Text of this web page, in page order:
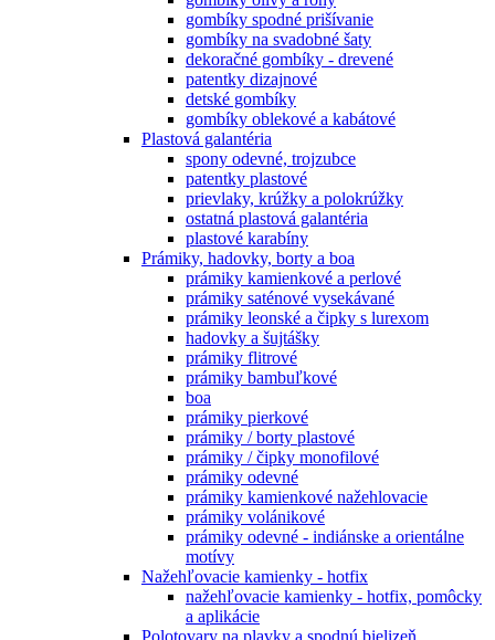
gombíky spodné prišívanie
gombíky na svadobné šaty
dekoračné gombíky - drevené
patentky dizajnové
detské gombíky
gombíky oblekové a kabátové
Plastová galantéria
spony odevné, trojzubce
patentky plastové
prievlaky, krúžky a polokrúžky
ostatná plastová galantéria
plastové karabíny
Prámiky, hadovky, borty a boa
prámiky kamienkové a perlové
prámiky saténové vysekávané
prámiky leonské a čipky s lurexom
hadovky a šujtášky
prámiky flitrové
prámiky bambuľkové
boa
prámiky pierkové
prámiky / borty plastové
prámiky / čipky monofilové
prámiky odevné
prámiky kamienkové nažehlovacie
prámiky volánikové
prámiky odevné - indiánske a orientálne
motívy
Nažehľovacie kamienky - hotfix
nažehľovacie kamienky - hotfix, pomôcky
a aplikácie
Polotovary na plavky a spodnú bielizeň